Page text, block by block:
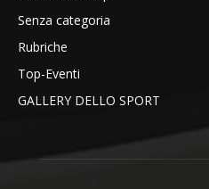
Senza categoria
Rubriche
Top-Eventi
GALLERY DELLO SPORT